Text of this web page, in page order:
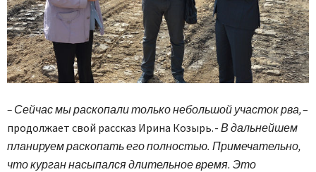
– Сейчас мы раскопали только небольшой участок рва,–
продолжает свой рассказ Ирина Козырь. - В дальнейшем
планируем раскопать его полностью. Примечательно,
что курган насыпался длительное время. Это